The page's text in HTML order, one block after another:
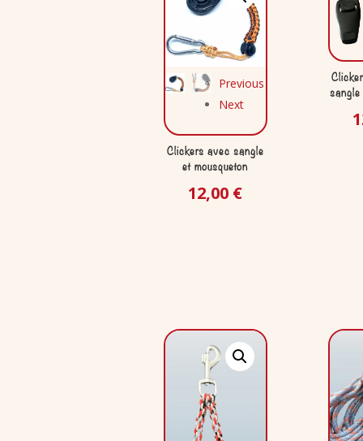
Previous
Next
Clickers avec sangle
et mousqueton
12,00 €
sangle